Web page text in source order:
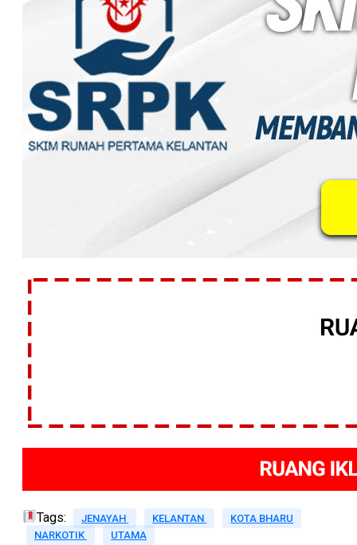
Tags: JENAYAH KELANTAN
KOTA BHARU
NARKOTIK
UTAMA